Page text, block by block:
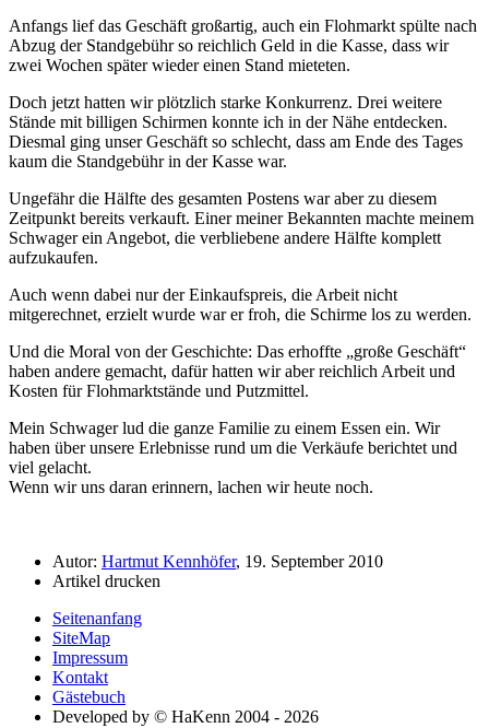
Anfangs lief das Geschäft großartig, auch ein Flohmarkt spülte nach
Abzug der Standgebühr so reichlich Geld in die Kasse, dass wir
zwei Wochen später wieder einen Stand mieteten.
Doch jetzt hatten wir plötzlich starke Konkurrenz. Drei weitere
Stände mit billigen Schirmen konnte ich in der Nähe entdecken.
Diesmal ging unser Geschäft so schlecht, dass am Ende des Tages
kaum die Standgebühr in der Kasse war.
Ungefähr die Hälfte des gesamten Postens war aber zu diesem
Zeitpunkt bereits verkauft. Einer meiner Bekannten machte meinem
Schwager ein Angebot, die verbliebene andere Hälfte komplett
aufzukaufen.
Auch wenn dabei nur der Einkaufspreis, die Arbeit nicht
mitgerechnet, erzielt wurde war er froh, die Schirme los zu werden.
Und die Moral von der Geschichte: Das erhoffte
große Geschäft
haben andere gemacht, dafür hatten wir aber reichlich Arbeit und
Kosten für Flohmarktstände und Putzmittel.
Mein Schwager lud die ganze Familie zu einem Essen ein. Wir
haben über unsere Erlebnisse rund um die Verkäufe berichtet und
viel gelacht.
Wenn wir uns daran erinnern, lachen wir heute noch.
Autor: Hartmut Kennhöfer, 19. September 2010
Artikel drucken
Seitenanfang
SiteMap
Impressum
Kontakt
Gästebuch
Developed by © HaKenn 2004 - 2026